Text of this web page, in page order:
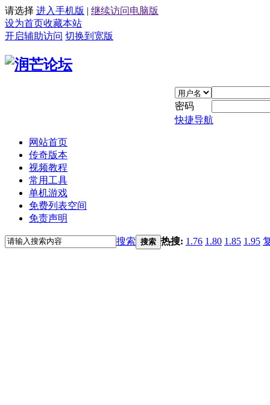
请选择 进入手机版 | 继续访问电脑版
设为首页收藏本站
开启辅助访问 切换到宽版
密码
快捷导航
网站首页
传奇版本
视频教程
常用工具
单机游戏
免费列表空间
免责声明
搜索 搜索 热搜: 1.76 1.80 1.85 1.95